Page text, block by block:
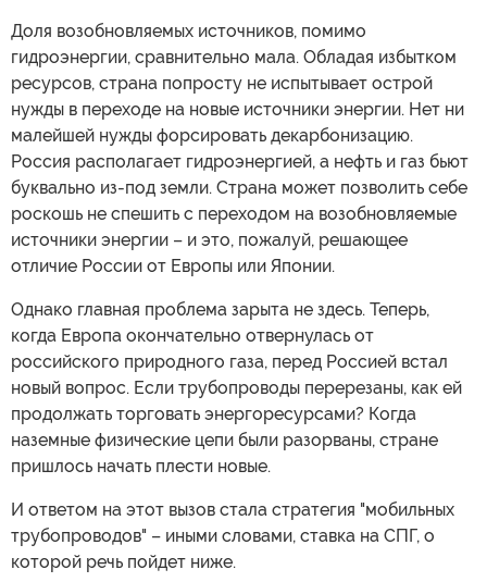
Доля возобновляемых источников, помимо
гидроэнергии, сравнительно мала. Обладая избытком
ресурсов, страна попросту не испытывает острой
нужды в переходе на новые источники энергии. Нет ни
малейшей нужды форсировать декарбонизацию.
Россия располагает гидроэнергией, а нефть и газ бьют
буквально из-под земли. Страна может позволить себе
роскошь не спешить с переходом на возобновляемые
источники энергии – и это, пожалуй, решающее
отличие России от Европы или Японии.
Однако главная проблема зарыта не здесь. Теперь,
когда Европа окончательно отвернулась от
российского природного газа, перед Россией встал
новый вопрос. Если трубопроводы перерезаны, как ей
продолжать торговать энергоресурсами? Когда
наземные физические цепи были разорваны, стране
пришлось начать плести новые.
И ответом на этот вызов стала стратегия "мобильных
трубопроводов" – иными словами, ставка на СПГ, о
которой речь пойдет ниже.